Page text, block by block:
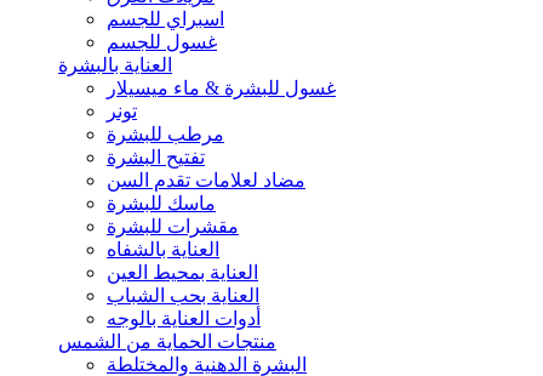
اسبراي للجسم
غسول للجسم
العناية بالبشرة
غسول للبشرة & ماء ميسيلار
تونر
مرطب للبشرة
تفتيح البشرة
مضاد لعلامات تقدم السن
ماسك للبشرة
مقشرات للبشرة
العناية بالشفاه
العناية بمحيط العين
العناية بحب الشباب
أدوات العناية بالوجه
منتجات الحماية من الشمس
البشرة الدهنية والمختلطة